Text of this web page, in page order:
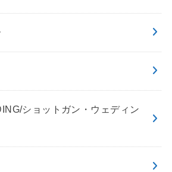
ショットガン・ウェディン